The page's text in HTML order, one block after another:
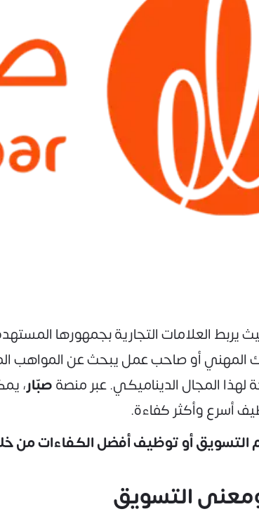
يربط العلامات التجارية بجمهورها
أو صاحب عمل يبحث عن المواهب
المجال الديناميكي. عبر منصةصبّار،
أسرع وأكثر كفاءة.
التسويق أو توظيف أفضل الكفاءات من